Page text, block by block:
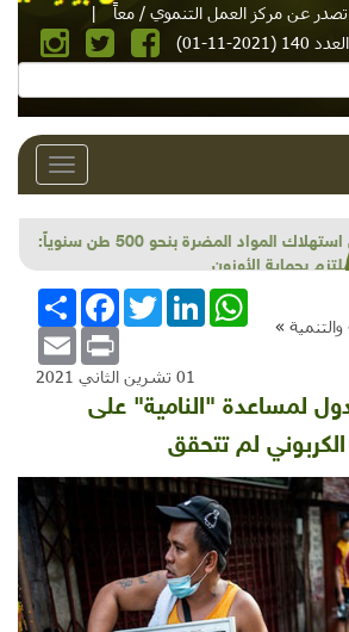
تصدر عن مركز العمل التنموي / معاً
|
Toggle
خفْض استهلاك المواد المضرة بنحو 500 طن سنوياً:
بحماية الأوزون
والتنمية »
انشر
FacebookTwitterLinkedInWhatsApp
Email Print
01 تشرين الثاني 2021
لمساعدة "النامية" على
لم تتحقق